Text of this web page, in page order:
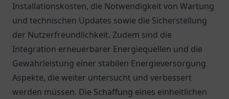
Installationskosten, die Notwendigkeit von Wartung
und technischen Updates sowie die Sicherstellung
der Nutzerfreundlichkeit. Zudem sind die
Integration erneuerbarer Energiequellen und die
Gewährleistung einer stabilen Energieversorgung
Aspekte, die weiter untersucht und verbessert
werden müssen. Die Schaffung eines einheitlichen